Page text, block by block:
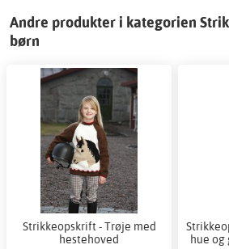
Andre produkter i kategorien
børn
Strikkeopskrift - Trøje med
hestehoved
hue og